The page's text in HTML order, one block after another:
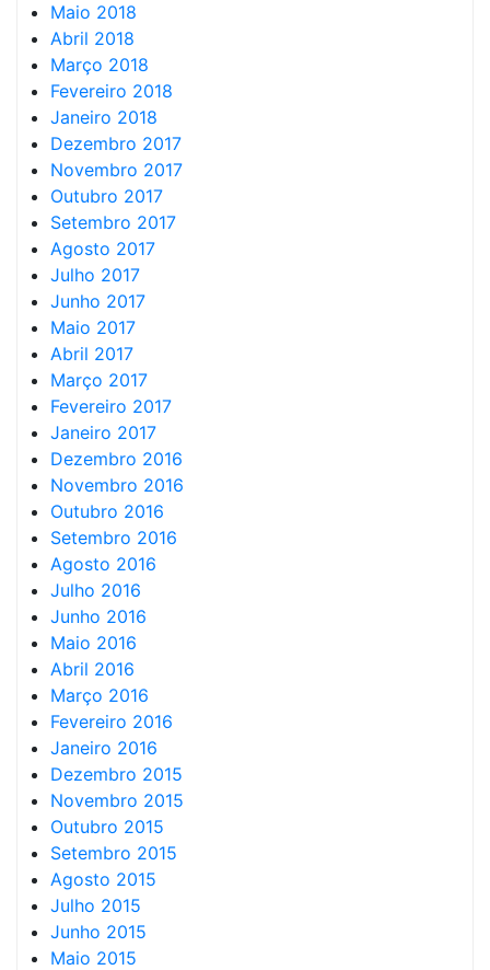
Maio 2018
Abril 2018
Março 2018
Fevereiro 2018
Janeiro 2018
Dezembro 2017
Novembro 2017
Outubro 2017
Setembro 2017
Agosto 2017
Julho 2017
Junho 2017
Maio 2017
Abril 2017
Março 2017
Fevereiro 2017
Janeiro 2017
Dezembro 2016
Novembro 2016
Outubro 2016
Setembro 2016
Agosto 2016
Julho 2016
Junho 2016
Maio 2016
Abril 2016
Março 2016
Fevereiro 2016
Janeiro 2016
Dezembro 2015
Novembro 2015
Outubro 2015
Setembro 2015
Agosto 2015
Julho 2015
Junho 2015
Maio 2015